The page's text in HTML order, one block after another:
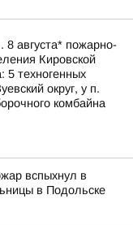
августа* пожарно-
Кировской
5 техногенных
округ, у п.
комбайна
вспыхнул в
в Подольске